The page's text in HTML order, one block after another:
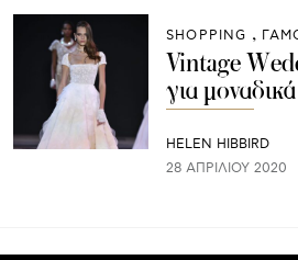
SHOPPING
Vintage
για
HELEN HIBBIRD
28 ΑΠΡΙΛΊΟΥ 2020